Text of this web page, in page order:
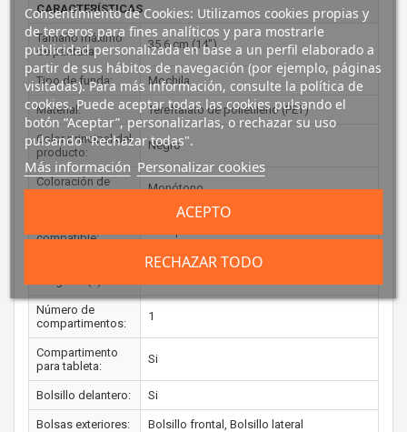
CARACTERÍSTICAS
Tamaño máximo
de pantalla:
35,6 cm (14")
Tipo de funda: Mochila
Material: Tereftalato de polietileno (PET)
Color principal del
producto:
Negro
Coloración de
Monótono
compatible:
Número de
compartimentos:
1
Compartimento
para tableta:
Si
Bolsillo delantero: Si
Bolsas exteriores: Bolsillo frontal, Bolsillo lateral
Consentimiento de Cookies: Utilizamos cookies propias y
de terceros para fines analíticos y para mostrarle
publicidad personalizada en base a un perfil elaborado a
partir de sus hábitos de navegación (por ejemplo, páginas
visitadas). Para más información, consulte la política de
cookies. Puede aceptar todas las cookies pulsando el
botón “Aceptar”, personalizarlas, o rechazar su uso
pulsando "Rechazar todas".
Más información Personalizar cookies
RECHAZAR TODO
ACEPTO